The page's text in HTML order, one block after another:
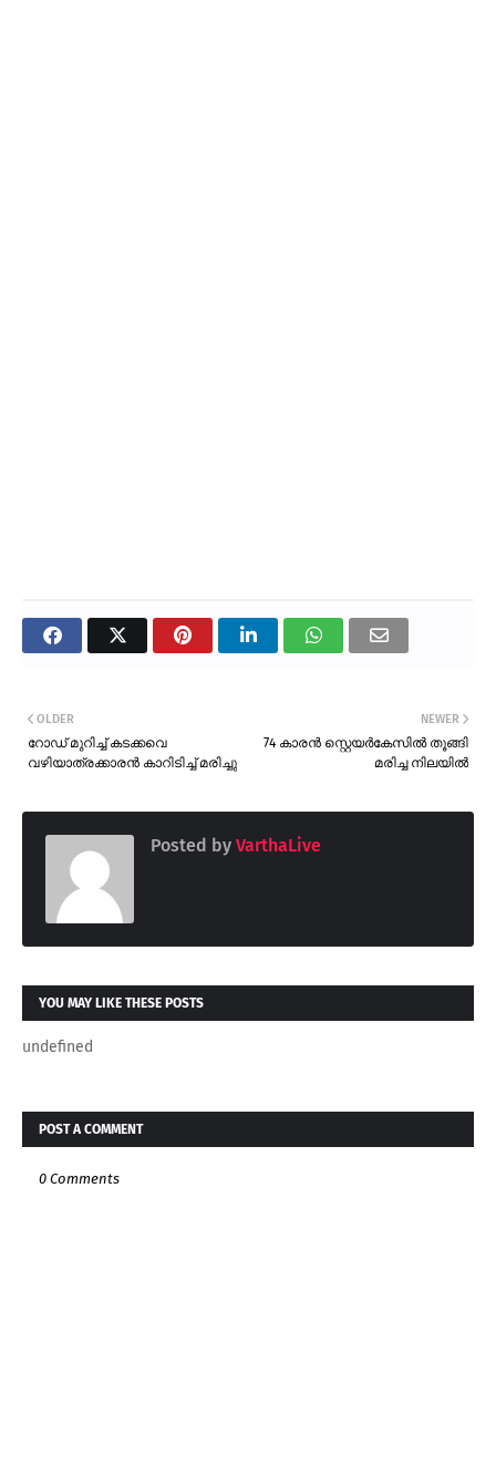
NEWER
74 കാരൻ സ്റ്റെയർകേസിൽ തൂങ്ങി
മരിച്ച നിലയിൽ
OLDER
റോഡ് മുറിച്ച് കടക്കവെ
വഴിയാത്രക്കാരൻ കാറിടിച്ച് മരിച്ചു
Posted by VarthaLive
YOU MAY LIKE THESE POSTS
undefined
POST A COMMENT
0 Comments